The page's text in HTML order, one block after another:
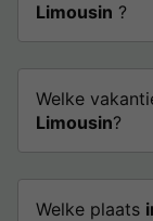
Limousin ?
Welke
Limousin?
Welke plaats